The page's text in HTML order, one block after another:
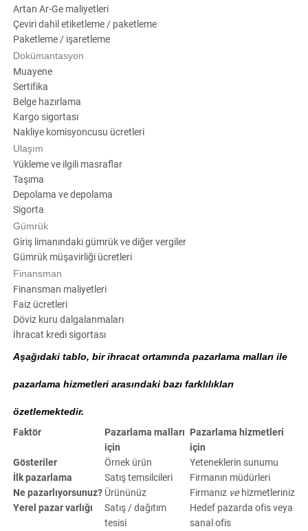
Artan Ar-Ge maliyetleri
Çeviri dahil etiketleme / paketleme
Paketleme / işaretleme
Dokümantasyon
Muayene
Sertifika
Belge hazırlama
Kargo sigortası
Nakliye komisyoncusu ücretleri
Ulaşım
Yükleme ve ilgili masraflar
Taşıma
Depolama ve depolama
Sigorta
Gümrük
Giriş limanındaki gümrük ve diğer vergiler
Gümrük müşavirliği ücretleri
Finansman
Finansman maliyetleri
Faiz ücretleri
Döviz kuru dalgalanmaları
İhracat kredi sigortası
Aşağıdaki tablo, bir ihracat ortamında pazarlama malları ile
pazarlama hizmetleri arasındaki bazı farklılıkları
özetlemektedir.
Faktör
Pazarlama malları
için
Pazarlama hizmetleri
için
Gösteriler
Örnek ürün
Yeteneklerin sunumu
İlk pazarlama
Satış temsilcileri
Firmanın müdürleri
Ne pazarlıyorsunuz? Ürününüz Firmanız vehizmetleriniz
Yerel pazar varlığı
Satış / dağıtım
tesisi
Hedef pazarda ofis veya
sanal ofis